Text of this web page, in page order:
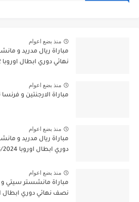
منذ بضع اعوام
نهائي دوري ابطال اوروبا 2021/2022
منذ بضع اعوام
مباراة الارجنتين و فرنسا
منذ بضع اعوام
مباراة ريال مدريد و
دوري ابطال اوروبا 2023/2024
منذ بضع اعوام
نصف نهائي دوري ابطال اوروبا